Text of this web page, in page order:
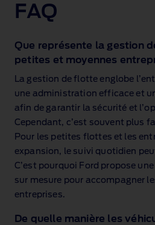
FAQ
Que représente la gestion
petites et moyennes
La gestion de flotte englobe
une administration efficace et
afin de garantir la sécurité et
Cependant, c’est souvent plus
Pour les petites flottes et les
expansion, le suivi quotidien
C’est pourquoi Ford propose
sur mesure pour accompagner
entreprises.
De quelle manière les